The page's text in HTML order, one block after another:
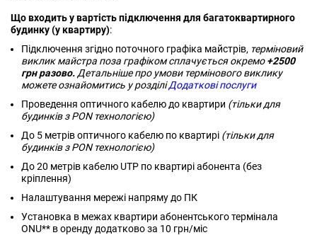
Що входить у вартість підключення для багатоквартирного
будинку (у квартиру)​​​​​​:
Підключення згідно поточного графіка майстрів, терміновий
виклик майстра поза графіком сплачується окремо+2500
грн разово. Детальніше про умови термінового виклику
можете ознайомитись у розділіДодаткові послуги
Проведення оптичного кабелю до квартири (тільки для
будинків з PON технологією)
До 5 метрів оптичного кабелю по квартирі (тільки для
будинків з PON технологією)
До 20 метрів кабелю UTP по квартирі абонента (без
кріплення)
Налаштування мережі напряму до ПК
Установка в межах квартири абонентського термінала
ONU** в оренду додатково за 10 грн/міс